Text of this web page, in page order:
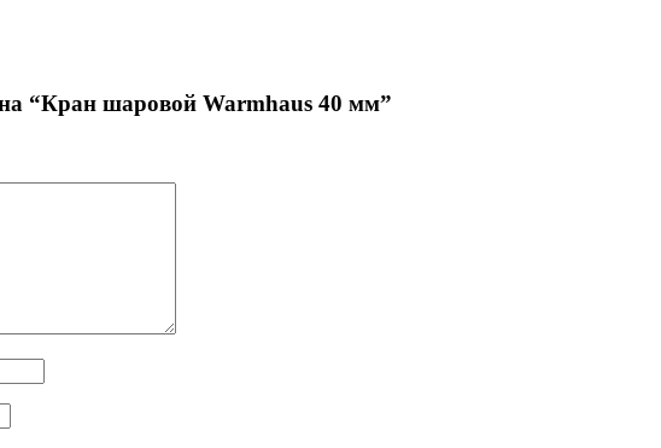
“Кран шаровой Warmhaus 40 мм”